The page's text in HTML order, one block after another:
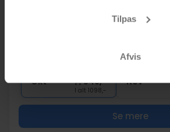
Tilpas
Afvis
Nær offentlig transport
Okt pp549,-
I alt 1098,-
Nov
Se mere